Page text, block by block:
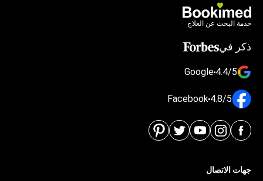
خدمة البحث عن العلاج
ذكر في
4.4/5
Google
4.8/5
Facebook
جهات الاتصال